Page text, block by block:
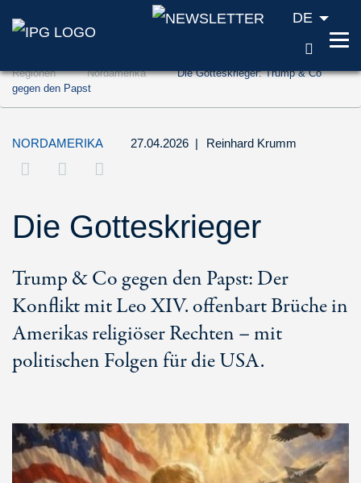
Zum Inhalt springen (Accesskey '1')
Zur Suche springen (Accesskey '2')
DE
Regionen Nordamerika
Die Gotteskrieger: Trump & Co
gegen den Papst
NORDAMERIKA 27.04.2026 | Reinhard Krumm
Die Gotteskrieger
Trump & Co gegen den Papst: Der
Konflikt mit Leo XIV. offenbart Brüche in
Amerikas religiöser Rechten – mit
politischen Folgen für die USA.